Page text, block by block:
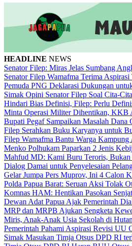
HEADLINE NEWS
Senator Filep: Miras Jelas Sumbang
Senator Filep Wamafma Terima
Pemuda PNG Deklarasi Dukungan
Simak Opini Senator Filep Soal Cita-
Hindari Bias Definisi, Filep: Perlu
Minta Operasi Militer Dihentikan, KKB
Bupati Pegaf Sampaikan Masalah Dana
Filep Serahkan Buku Karyanya untuk
Filep Wamafma Bantu Warga
Menko Polhukam Paparkan 2 Jenis
Mahfud MD: Kami Buru Teroris, Bukan
Dialog Damai untuk Penyelesaian
Gelar Jumpa Pers Muprov, Ini 4 Calon
Polda Papua Barat: Seruan Aksi Tolak
Komnas HAM: Hentikan Pasokan
Dewan Adat Papua Ajak Pemerintah
MRP dan MRPB Ajukan Sengketa
Miris, Anak-Anak Usia Sekolah di
Pemerintah Pahami Aspirasi Revisi UU
Simak Masukan Timja Otsus DPD RI